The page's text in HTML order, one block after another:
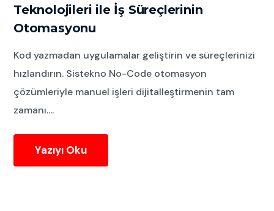
Teknolojileri ile İş Süreçlerinin
Otomasyonu
Kod yazmadan uygulamalar geliştirin ve süreçlerinizi
hızlandırın. Sistekno No-Code otomasyon
çözümleriyle manuel işleri dijitalleştirmenin tam
zamanı....
Yazıyı Oku